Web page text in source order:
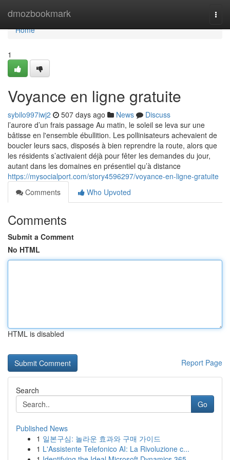
dmozbookmark
Home
Home
1
Voyance en ligne gratuite
sybilo997iwj2 507 days ago News
Discuss
l’aurore d’un frais passage Au matin, le soleil se leva sur une
bâtisse en l'ensemble ébullition. Les pollinisateurs achevaient de
boucler leurs sacs, disposés à bien reprendre la route, alors que
les résidents s’activaient déjà pour fêter les demandes du jour,
autant dans les domaines en présentiel qu’à distance
https://mysocialport.com/story4596297/voyance-en-ligne-gratuite
Comments
Who Upvoted
Comments
Submit a Comment
No HTML
HTML is disabled
Report Page
Search
Go
Published News
1 일본구심: 놀라운 효과와 구매 가이드
1 L'Assistente Telefonico AI: La Rivoluzione c...